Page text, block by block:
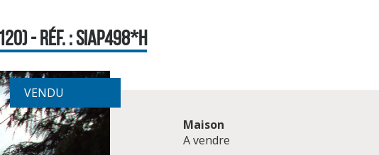
- RÉF. : SIAP498*H
VENDU
Maison
A vendre